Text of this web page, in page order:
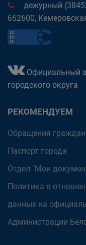
дежурный
652600,
Официальный
городского округа
РЕКОМЕНДУЕМ
Обращения граждан
Паспорт города
Отдел "Мои
Политика в
данных на
Администрации